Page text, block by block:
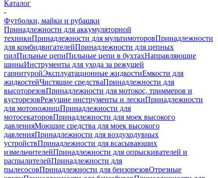
Каталог
-
Футболки, майки и рубашки
Принадлежности для аккумуляторной
техникиПринадлежности для мультимоторовПринадлежности
для комбидвигателейПринадлежности для цепных
пилПильные цепиПильные цепи в бухтахНаправляющие
шиныИнструменты для ухода за режущей
гарнитуройЭксплуатационные жидкостиЕмкости для
жидкостейЧистящие средстваПринадлежности для
высоторезовПринадлежности для мотокос, триммеров и
кусторезовРежущие инструменты и лескиПринадлежности
для мотоножницПринадлежности для
мотосекаторовПринадлежности для моек высокого
давленияМоющие средства для моек высокого
давленияПринадлежности для воздуходувных
устройствПринадлежности для всасывающих
измельчителейПринадлежности для опрыскивателей и
распылителейПринадлежности для
пылесосовПринадлежности для бензорезовОтрезные